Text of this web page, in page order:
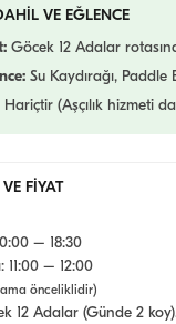
VE EĞLENCE
Göcek 12 Adalar
Su Kaydırağı,
Hariçtir (Aşçılık hizmeti
FİYAT
– 18:30
11:00 – 12:00
önceliklidir)
12 Adalar (Günde 2